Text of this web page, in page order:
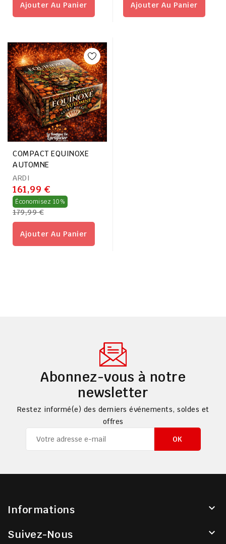
Ajouter Au Panier Ajouter Au Panier
COMPACT EQUINOXE
AUTOMNE
ARDI
161,99 €
Économisez 10% Prix
régulier
179,99 €
Ajouter Au Panier
Abonnez-vous à notre
newsletter
Restez informé(e) des derniers événements, soldes et
offres
Informations 
Suivez-Nous 